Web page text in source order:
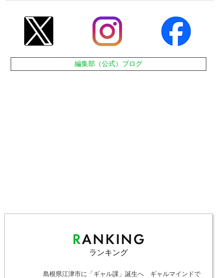
編集部（公式）ブログ
ランキング
島根県江津市に「ギャル課」誕生へ ギャルマインドで